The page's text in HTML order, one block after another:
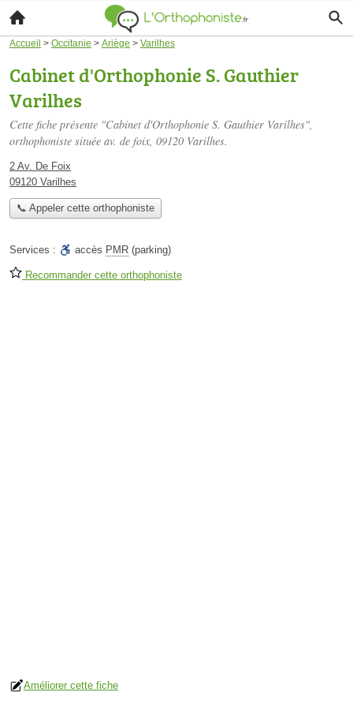
Accueil > Occitanie > Ariège > Varilhes
Cabinet d'Orthophonie S. Gauthier
Varilhes
Cette fiche présente "Cabinet d'Orthophonie S. Gauthier Varilhes",
orthophoniste située av. de foix, 09120 Varilhes.
2 Av. De Foix
09120 Varilhes
📞 Appeler cette orthophoniste
Services : accès PMR (parking)
Recommander cette orthophoniste
Améliorer cette fiche